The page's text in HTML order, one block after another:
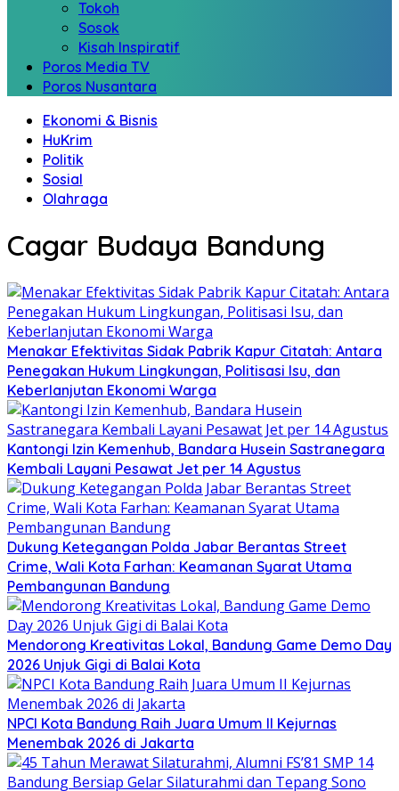
Tokoh
Sosok
Kisah Inspiratif
Poros Media TV
Poros Nusantara
Ekonomi & Bisnis
HuKrim
Politik
Sosial
Olahraga
Cagar Budaya Bandung
Menakar Efektivitas Sidak Pabrik Kapur Citatah: Antara
Penegakan Hukum Lingkungan, Politisasi Isu, dan
Keberlanjutan Ekonomi Warga
Kantongi Izin Kemenhub, Bandara Husein Sastranegara
Kembali Layani Pesawat Jet per 14 Agustus
Dukung Ketegangan Polda Jabar Berantas Street
Crime, Wali Kota Farhan: Keamanan Syarat Utama
Pembangunan Bandung
Mendorong Kreativitas Lokal, Bandung Game Demo Day
2026 Unjuk Gigi di Balai Kota
NPCI Kota Bandung Raih Juara Umum II Kejurnas
Menembak 2026 di Jakarta